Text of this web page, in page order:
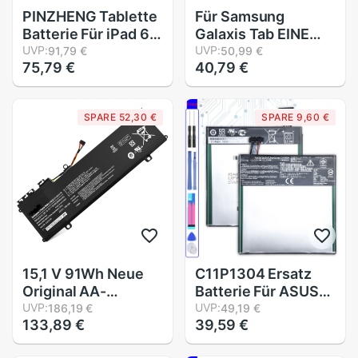
PINZHENG Tablette
Batterie Für iPad 6
Luft 2 7340mAh
Ersatz Bateries Für
iPad 6 Luft 2 A1566
Batterie Mit
Werkzeuge
UVP:91,79 €
75,79 €
Für Samsung
Galaxis Tab EINE
10,1 SM-T580 SM
T580 T585 T580N
T585N Tablette Li-
Ion Polymer Batterie
7800mAh EB-
BT585Abe
UVP:50,99 €
40,79 €
SPARE 52,30 €
15,1 V 91Wh Neue
Original AA-
PLVN8NP Laptop
Batterie für
Samsung ATIV Buch
UVP:186,19 €
133,89 €
SPARE 9,60 €
C11P1304 Ersatz
Batterie Für ASUS
Memo Pad HD 7
mich173X K00U
K00B HD7 Bateria
UVP:49,19 €
39,59 €